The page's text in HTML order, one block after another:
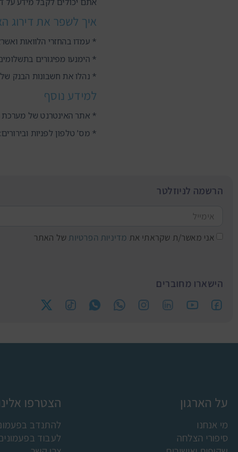
איך לשפר את דירוג
* עמדו בהחזרי הלוואות
* הימנעו מפיגורים
* נהלו את חשבונות הבנק
למידע נוסף
* אתר האינטרנט של מערכת
* מס' טלפון לפניות ובירורים:
הרשמה לניוזלטר
אני מאשר/ת שקראתי את מדיניות הפרטיות של האתר
הישארו מחוברים
על הארגון
מי אנחנו
סיפורי הצלחה
הצטרפו
להתנדב
לעבוד